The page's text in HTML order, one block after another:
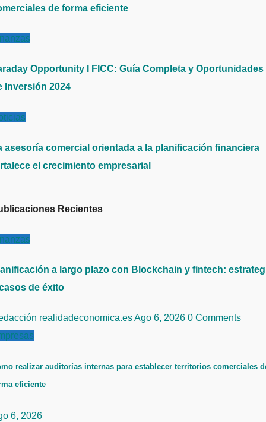
de forma eficiente
Opportunity I FICC: Guía Completa y Oportunidades
Inversión 2024
asesoría comercial orientada a la planificación financiera
el crecimiento empresarial
Recientes
a largo plazo con Blockchain y fintech:
de éxito
realidadeconomica.esAgo 6, 2026 0 Comments
realizar auditorías internas para establecer territorios comerciales
eficiente
6, 2026